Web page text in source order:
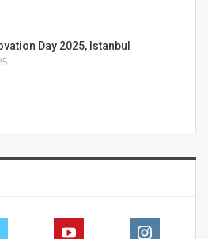
Day 2025, Istanbul